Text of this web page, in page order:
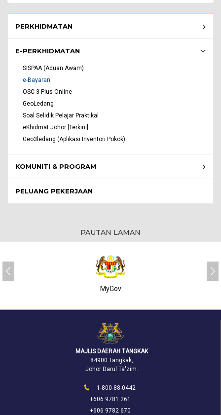
PERKHIDMATAN
E-PERKHIDMATAN
SISPAA (Aduan Awam)
e-Bayaran
OSC 3 Plus Online
GeoLedang
Soal Selidik Pelajar Praktikal
eKhidmat Johor [Terkini]
Geo3ledang (Aplikasi Inventori Pokok)
KOMUNITI & PROGRAM
PELUANG PEKERJAAN
PAUTAN LAMAN
MyGov
MAJLIS DAERAH TANGKAK
84900 Tangkak,
Johor Darul Ta'zim.
1-800-88-0442
+606 9781 261
+606 9782 670